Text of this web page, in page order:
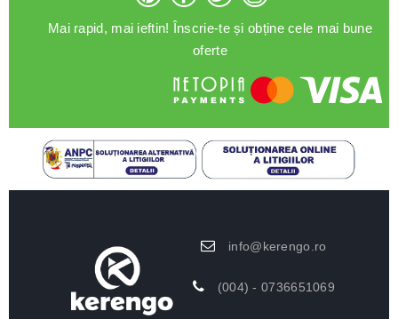
Mai rapid, mai ieftin! Înscrie-te și obține cele mai bune
oferte
info@kerengo.ro
(004) - 0736651069